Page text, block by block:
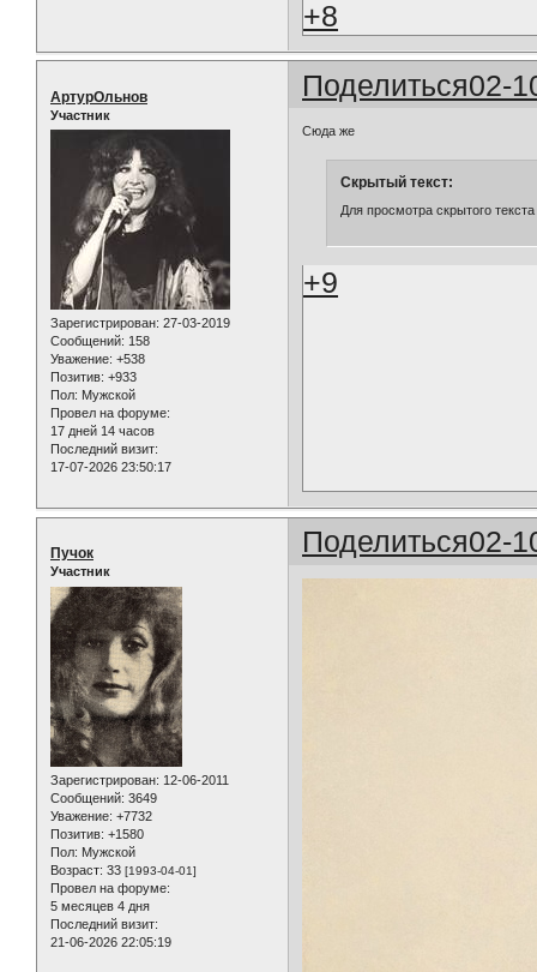
+8
Поделиться02-
АртурОльнов
Участник
Зарегистрирован: 27-03-2019
Сообщений: 158
Уважение: +538
Позитив: +933
Пол: Мужской
Провел на форуме:
17 дней 14 часов
Последний визит:
17-07-2026 23:50:17
Сюда же
Скрытый текст:
Для просмотра скрытого
+9
Поделиться02-
Пучок
Участник
Зарегистрирован: 12-06-2011
Сообщений: 3649
Уважение: +7732
Позитив: +1580
Пол: Мужской
Возраст: 33 [1993-04-01]
Провел на форуме:
5 месяцев 4 дня
Последний визит:
21-06-2026 22:05:19